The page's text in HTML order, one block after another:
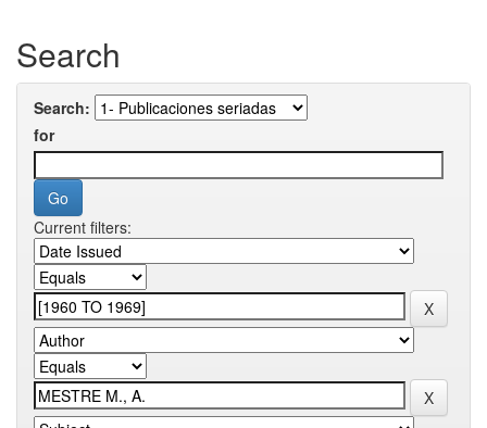
Search
Search:
for
Current filters: